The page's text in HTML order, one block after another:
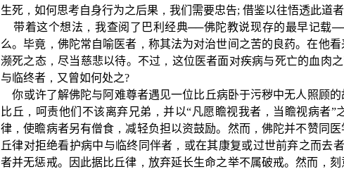
生死 ， 如何思考自身行为之后果 ， 我们需要忠告; 借鉴以往悟透此道
带着这个想法 ， 我查阅了巴利经典──佛陀教说现存的最早记载
么。毕竟 ， 佛陀常自喻医者 ， 称其法为对治世间之苦的良药。在他看
濒死之态，尽当慈悲以待。不过 ， 这位医者面对疾病与死亡的血肉
与临终者 ， 又曾如何处之?
你或许了解佛陀与阿难尊者遇见一位比丘病卧于污秽中无人照顾
比丘 ， 呵责他们不该离弃兄弟 ，并以“凡愿瞻视我者 ， 当瞻视病者”
律 ，使瞻病者另有僧食 ， 减轻负担以资鼓励。然而 ， 佛陀并不赞同
丘律对拒绝看护病中与临终同伴者 ， 或在其康复或过世前弃之而去者
者并无惩戒。因此据比丘律 ， 放弃延长生命之举不属破戒。然而 ， 刻